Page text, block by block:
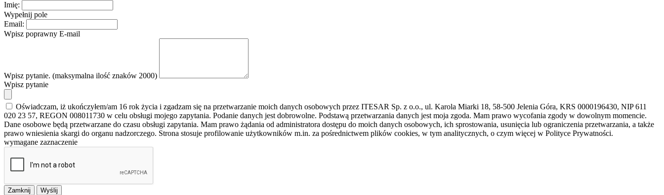
Imię:
Wypełnij pole
Email:
Wpisz poprawny E-mail
Wpisz pytanie. (maksymalna ilość znaków 2000)
Wpisz pytanie
Oświadczam, iż ukończyłem/am 16 rok życia i zgadzam się na przetwarzanie moich danych osobowych przez ITESAR Sp. z o.o., ul. Karola Miarki 18, 58-500 Jelenia Góra, KRS 0000196430, NIP 611
020 23 57, REGON 008011730 w celu obsługi mojego zapytania. Podanie danych jest dobrowolne. Podstawą przetwarzania danych jest moja zgoda. Mam prawo wycofania zgody w dowolnym momencie.
Dane osobowe będą przetwarzane do czasu obsługi zapytania. Mam prawo żądania od administratora dostępu do moich danych osobowych, ich sprostowania, usunięcia lub ograniczenia przetwarzania, a także
prawo wniesienia skargi do organu nadzorczego. Strona stosuje profilowanie użytkowników m.in. za pośrednictwem plików cookies, w tym analitycznych, o czym więcej w Polityce Prywatności.
wymagane zaznaczenie
Zamknij Wyślij